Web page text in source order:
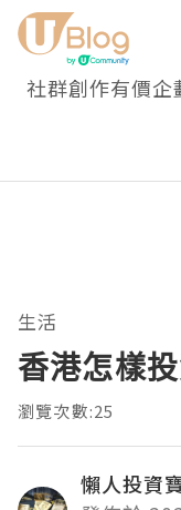
社群創作有價企
生活
香港怎樣
瀏覽次數:25
懶人投資